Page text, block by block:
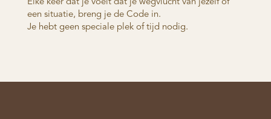
Elke keer dat je voelt dat je wegvlucht van jezelf of
een situatie, breng je de Code in.
Je hebt geen speciale plek of tijd nodig.